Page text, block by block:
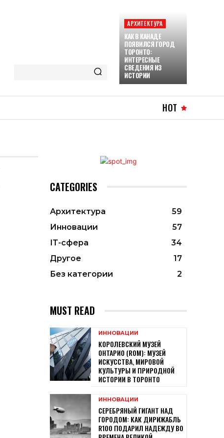
АРХИТЕКТУРА
КАК В КАНАДЕ
ПОЯВИЛСЯ ГОРОД
ТОРОНТО:
ИНТЕРЕСНЫЕ
СВЕДЕНИЯ ИЗ
ИСТОРИИ
HOT
CATEGORIES
Архитектура
59
Инновации
57
ІТ-сфера
34
Другое
17
Без категории
2
MUST READ
ИННОВАЦИИ
КОРОЛЕВСКИЙ МУЗЕЙ
ОНТАРИО (ROM): МУЗЕЙ
ИСКУССТВА, МИРОВОЙ
КУЛЬТУРЫ И ПРИРОДНОЙ
ИСТОРИИ В ТОРОНТО
ИННОВАЦИИ
СЕРЕБРЯНЫЙ ГИГАНТ НАД
ГОРОДОМ: КАК ДИРИЖАБЛЬ
R100 ПОДАРИЛ НАДЕЖДУ ВО